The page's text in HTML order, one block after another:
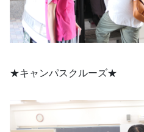
★キャンパスクルーズ★